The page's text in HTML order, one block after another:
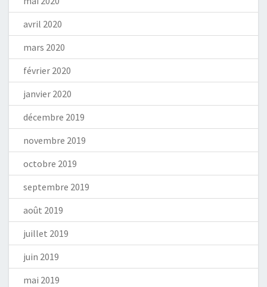
avril 2020
mars 2020
février 2020
janvier 2020
décembre 2019
novembre 2019
octobre 2019
septembre 2019
août 2019
juillet 2019
juin 2019
mai 2019